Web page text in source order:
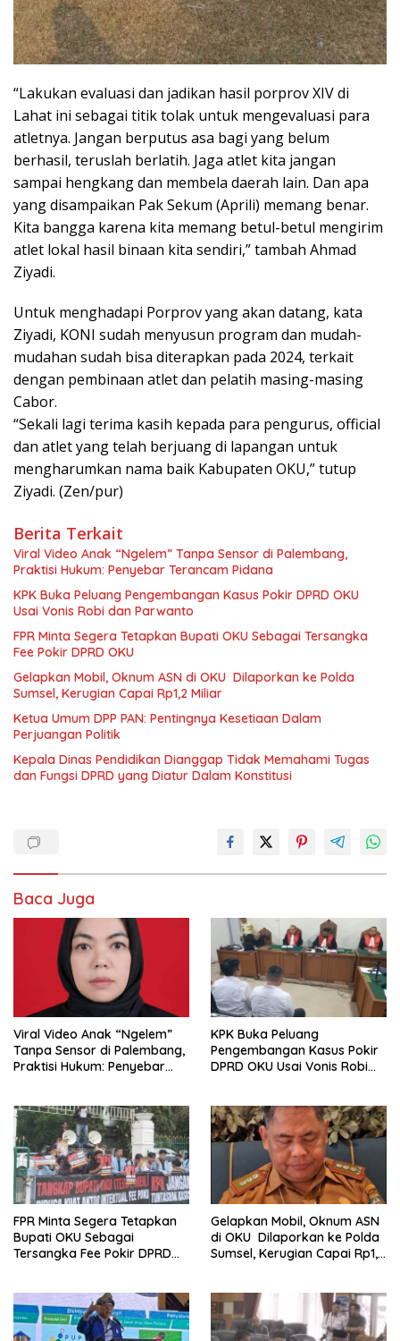
“Lakukan evaluasi dan jadikan hasil porprov XIV di
Lahat ini sebagai titik tolak untuk mengevaluasi para
atletnya. Jangan berputus asa bagi yang belum
berhasil, teruslah berlatih. Jaga atlet kita jangan
sampai hengkang dan membela daerah lain. Dan apa
yang disampaikan Pak Sekum (Aprili) memang benar.
Kita bangga karena kita memang betul-betul mengirim
atlet lokal hasil binaan kita sendiri,” tambah Ahmad
Ziyadi.
Untuk menghadapi Porprov yang akan datang, kata
Ziyadi, KONI sudah menyusun program dan mudah-
mudahan sudah bisa diterapkan pada 2024, terkait
dengan pembinaan atlet dan pelatih masing-masing
Cabor.
“Sekali lagi terima kasih kepada para pengurus, official
dan atlet yang telah berjuang di lapangan untuk
mengharumkan nama baik Kabupaten OKU,” tutup
Ziyadi. (Zen/pur)
Berita Terkait
Viral Video Anak “Ngelem” Tanpa Sensor di Palembang,
Praktisi Hukum: Penyebar Terancam Pidana
KPK Buka Peluang Pengembangan Kasus Pokir DPRD OKU
Usai Vonis Robi dan Parwanto
FPR Minta Segera Tetapkan Bupati OKU Sebagai Tersangka
Fee Pokir DPRD OKU
Gelapkan Mobil, Oknum ASN di OKU Dilaporkan ke Polda
Sumsel, Kerugian Capai Rp1,2 Miliar
Ketua Umum DPP PAN: Pentingnya Kesetiaan Dalam
Perjuangan Politik
Kepala Dinas Pendidikan Dianggap Tidak Memahami Tugas
dan Fungsi DPRD yang Diatur Dalam Konstitusi
Baca Juga
Viral Video Anak “Ngelem”
Tanpa Sensor di Palembang,
Praktisi Hukum: Penyebar
KPK Buka Peluang
Pengembangan Kasus Pokir
DPRD OKU Usai Vonis Robi
FPR Minta Segera Tetapkan
Bupati OKU Sebagai
Tersangka Fee Pokir DPRD
Gelapkan Mobil, Oknum ASN
di OKU Dilaporkan ke Polda
Sumsel, Kerugian Capai Rp1,2